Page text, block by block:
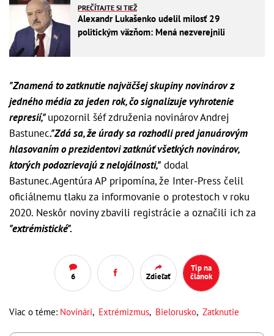
PREČÍTAJTE SI TIEŽ
Alexandr Lukašenko udelil milosť 29
politickým väzňom: Mená nezverejnili
"Znamená to zatknutie najväčšej skupiny novinárov z
jedného média za jeden rok, čo signalizuje vyhrotenie
represií,"upozornil šéf združenia novinárov Andrej
Bastunec."Zdá sa, že úrady sa rozhodli pred januárovým
hlasovaním o prezidentovi zatknúť všetkých novinárov,
ktorých podozrievajú z nelojálnosti," dodal
Bastunec.Agentúra AP pripomína, že Inter-Press čelil
oficiálnemu tlaku za informovanie o protestoch v roku
2020. Neskôr noviny zbavili registrácie a označili ich za
"extrémistické".
6 Zdieľať
Tip na
článok
Viac o téme: Novinári, Extrémizmus, Bielorusko, Zatknutie